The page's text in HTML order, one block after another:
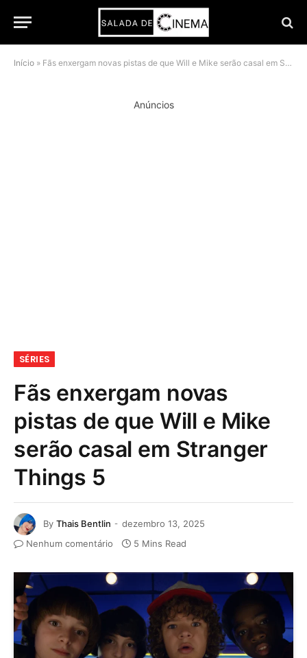
Início » Fãs enxergam novas pistas de que Will e Mike serão casal em Stranger Things 5
Anúncios
SÉRIES
Fãs enxergam novas
pistas de que Will e Mike
serão casal em Stranger
Things 5
By Thais Bentlin
dezembro 13, 2025
Nenhum comentário
5 Mins Read